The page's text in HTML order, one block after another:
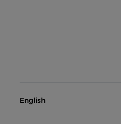
English